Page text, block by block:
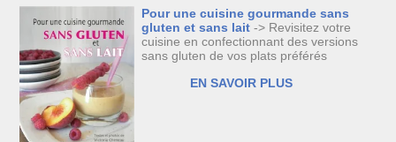
Pour une cuisine gourmande sans
gluten et sans lait -> Revisitez votre
cuisine en confectionnant des versions
sans gluten de vos plats préférés
EN SAVOIR PLUS